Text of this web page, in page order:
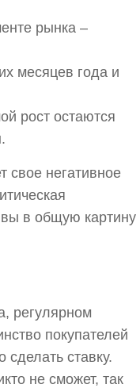
рынка –
месяцев года и
рост остаются
свое негативное
в общую картину
регулярном
покупателей
сделать ставку.
не сможет, так